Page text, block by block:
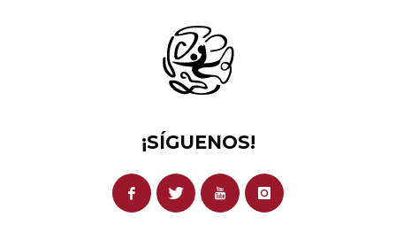
¡SÍGUENOS!